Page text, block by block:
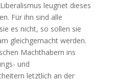
leugnet dieses
Für ihn sind alle
es nicht, so sollen sie
gleichgemacht werden.
Machthabern ins
und
letztlich an der